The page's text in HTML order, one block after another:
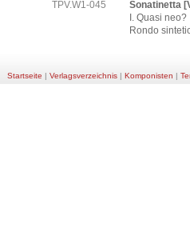
TPV.W1-045
Sonatinetta
I. Quasi
Rondo
Startseite Verlagsverzeichnis| Komponisten